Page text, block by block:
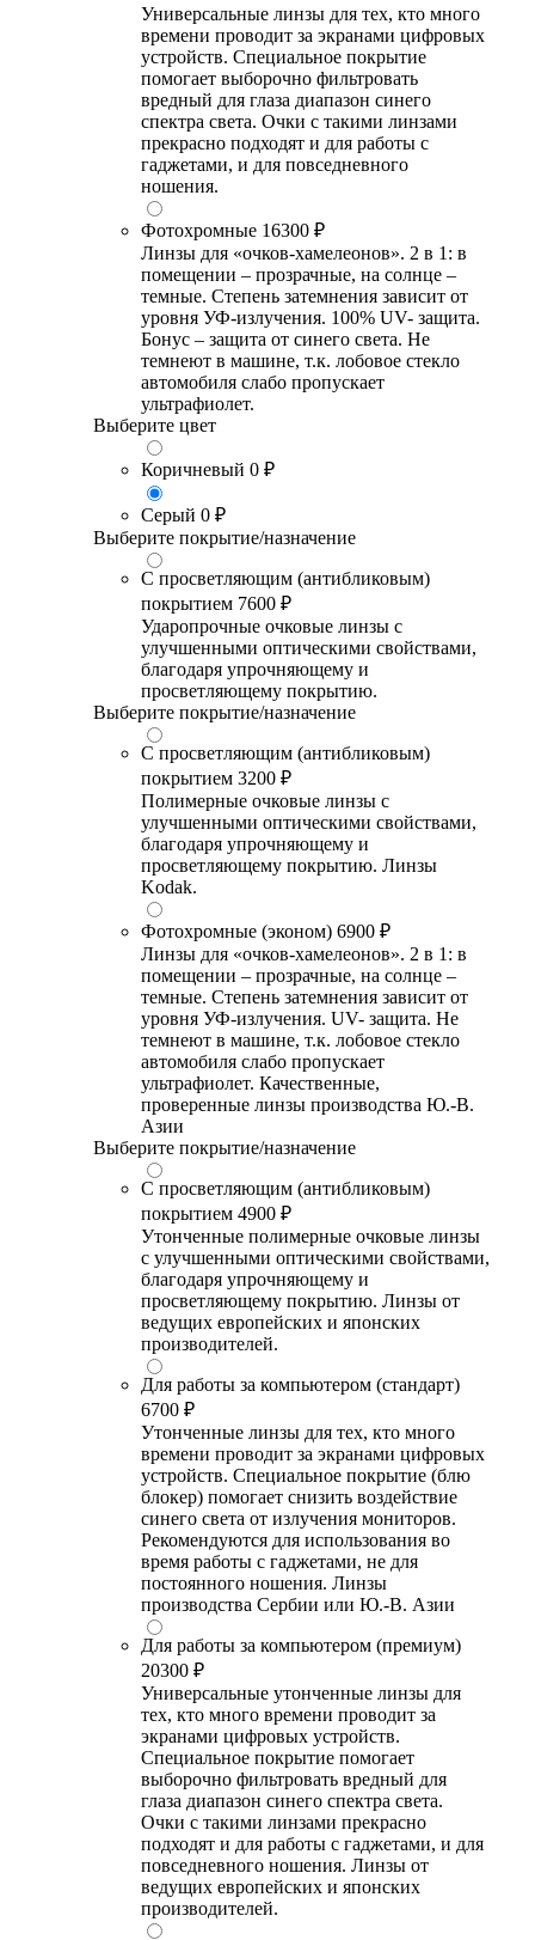
Универсальные линзы для тех, кто много
времени проводит за экранами цифровых
устройств. Специальное покрытие
помогает выборочно фильтровать
вредный для глаза диапазон синего
спектра света. Очки с такими линзами
прекрасно подходят и для работы с
гаджетами, и для повседневного
ношения.
Фотохромные 16300 ₽
Линзы для «очков-хамелеонов». 2 в 1: в
помещении – прозрачные, на солнце –
темные. Степень затемнения зависит от
уровня УФ-излучения. 100% UV- защита.
Бонус – защита от синего света. Не
темнеют в машине, т.к. лобовое стекло
автомобиля слабо пропускает
ультрафиолет.
Выберите цвет
Коричневый 0 ₽
Серый 0 ₽
Выберите покрытие/назначение
С просветляющим (антибликовым)
покрытием 7600 ₽
Ударопрочные очковые линзы с
улучшенными оптическими свойствами,
благодаря упрочняющему и
просветляющему покрытию.
Выберите покрытие/назначение
С просветляющим (антибликовым)
покрытием 3200 ₽
Полимерные очковые линзы с
улучшенными оптическими свойствами,
благодаря упрочняющему и
просветляющему покрытию. Линзы
Kodak.
Фотохромные (эконом) 6900 ₽
Линзы для «очков-хамелеонов». 2 в 1: в
помещении – прозрачные, на солнце –
темные. Степень затемнения зависит от
уровня УФ-излучения. UV- защита. Не
темнеют в машине, т.к. лобовое стекло
автомобиля слабо пропускает
ультрафиолет. Качественные,
проверенные линзы производства Ю.-В.
Азии
Выберите покрытие/назначение
С просветляющим (антибликовым)
покрытием 4900 ₽
Утонченные полимерные очковые линзы
с улучшенными оптическими свойствами,
благодаря упрочняющему и
просветляющему покрытию. Линзы от
ведущих европейских и японских
производителей.
Для работы за компьютером (стандарт)
6700 ₽
Утонченные линзы для тех, кто много
времени проводит за экранами цифровых
устройств. Специальное покрытие (блю
блокер) помогает снизить воздействие
синего света от излучения мониторов.
Рекомендуются для использования во
время работы с гаджетами, не для
постоянного ношения. Линзы
производства Сербии или Ю.-В. Азии
Для работы за компьютером (премиум)
20300 ₽
Универсальные утонченные линзы для
тех, кто много времени проводит за
экранами цифровых устройств.
Специальное покрытие помогает
выборочно фильтровать вредный для
глаза диапазон синего спектра света.
Очки с такими линзами прекрасно
подходят и для работы с гаджетами, и для
повседневного ношения. Линзы от
ведущих европейских и японских
производителей.